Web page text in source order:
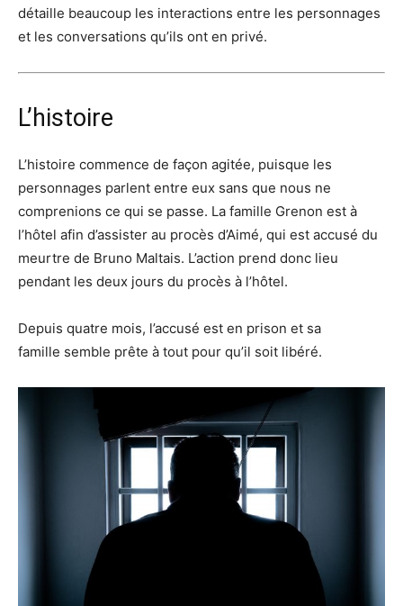
détaille beaucoup les interactions entre les personnages
et les conversations qu’ils ont en privé.
L’histoire
L’histoire commence de façon agitée, puisque les
personnages parlent entre eux sans que nous ne
comprenions ce qui se passe. La famille Grenon est à
l’hôtel afin d’assister au procès d’Aimé, qui est accusé du
meurtre de Bruno Maltais. L’action prend donc lieu
pendant les deux jours du procès à l’hôtel.
Depuis quatre mois, l’accusé est en prison et sa
famille semble prête à tout pour qu’il soit libéré.